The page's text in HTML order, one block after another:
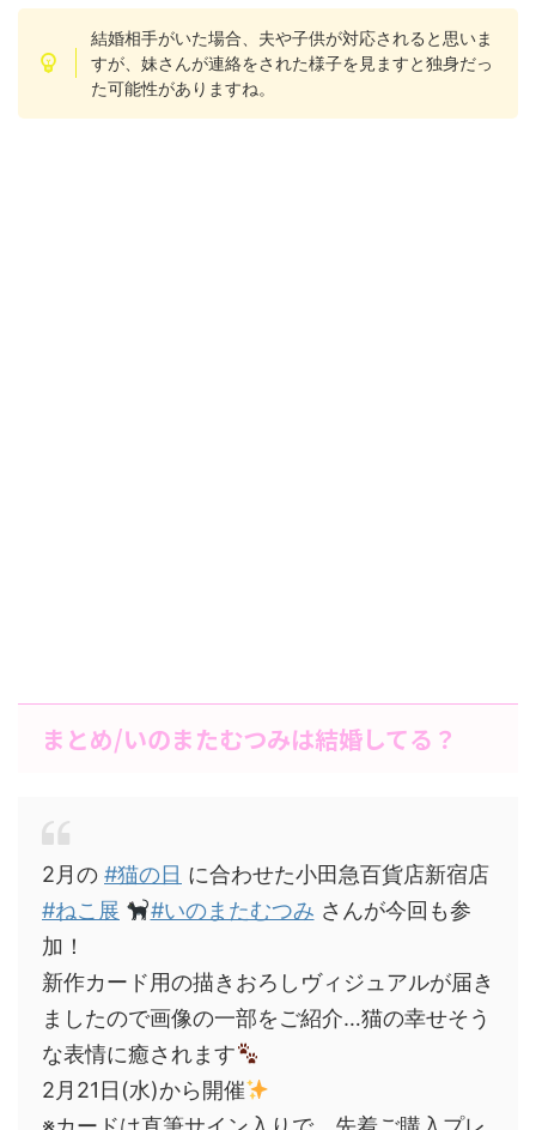
結婚相手がいた場合、夫や子供が対応されると思いま
すが、妹さんが連絡をされた様子を見ますと独身だっ
た可能性がありますね。
まとめ/いのまたむつみは結婚してる？
2月の #猫の日 に合わせた小田急百貨店新宿店
#ねこ展
#いのまたむつみ さんが今回も参
加！
新作カード用の描きおろしヴィジュアルが届き
ましたので画像の一部をご紹介…猫の幸せそう
な表情に癒されます
2月21日(水)から開催